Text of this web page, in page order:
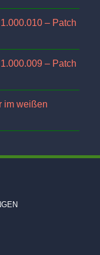
– Patch
– Patch
im weißen